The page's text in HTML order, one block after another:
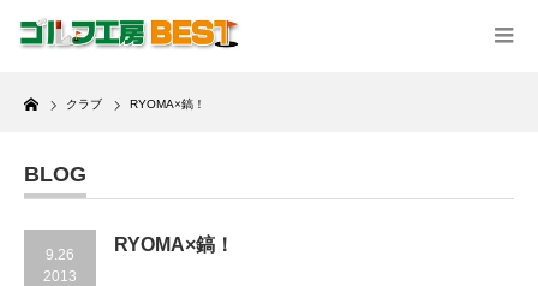
Home
クラブ RYOMA×鎬！
BLOG
9.26
2013
RYOMA×鎬！